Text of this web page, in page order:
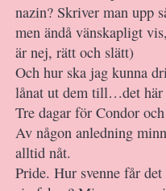
nazin? Skriver man upp
men ändå vänskapligt
är nej, rätt och slätt)
Och hur ska jag kunna
lånat ut dem till…det här
Tre dagar för Condor
Av någon anledning
alltid nåt.
Pride. Hur svenne får